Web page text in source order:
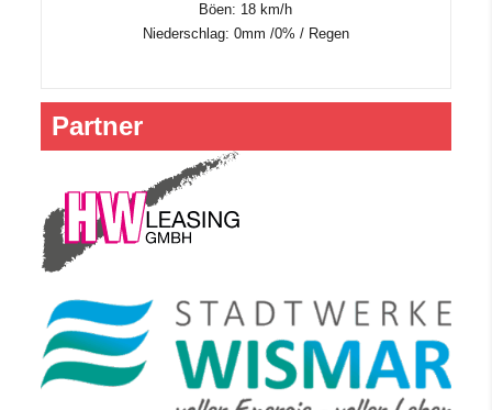
Böen: 18 km/h
Niederschlag: 0mm /0% / Regen
Partner